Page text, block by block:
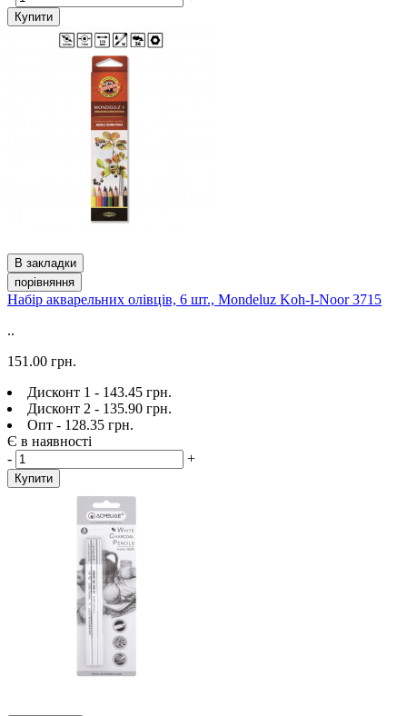
Купити
В закладки
порівняння
Набір акварельних олівців, 6 шт., Mondeluz Koh-I-Noor 3715
..
151.00 грн.
Дисконт 1 - 143.45 грн.
Дисконт 2 - 135.90 грн.
Опт - 128.35 грн.
Є в наявності
-
+
Купити